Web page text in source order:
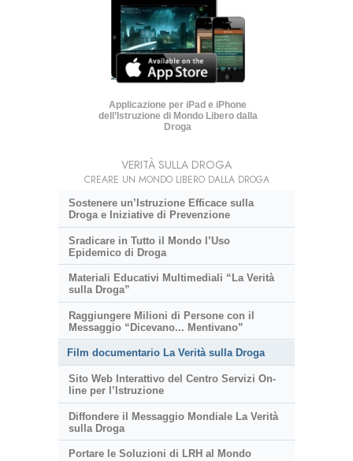
Applicazione per iPad e iPhone
dell’Istruzione di Mondo Libero dalla
Droga
VERITÀ SULLA DROGA
CREARE UN MONDO LIBERO DALLA DROGA
Sostenere un’Istruzione Efficace sulla
Droga e Iniziative di Prevenzione
Sradicare in Tutto il Mondo l’Uso
Epidemico di Droga
Materiali Educativi Multimediali “La Verità
sulla Droga”
Raggiungere Milioni di Persone con il
Messaggio “Dicevano... Mentivano”
Film documentario La Verità sulla Droga
Sito Web Interattivo del Centro Servizi On-
line per l’Istruzione
Diffondere il Messaggio Mondiale La Verità
sulla Droga
Portare le Soluzioni di LRH al Mondo